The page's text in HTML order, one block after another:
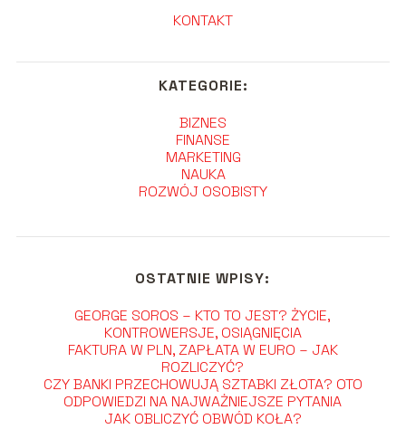
KONTAKT
KATEGORIE:
BIZNES
FINANSE
MARKETING
NAUKA
ROZWÓJ OSOBISTY
OSTATNIE WPISY:
GEORGE SOROS – KTO TO JEST? ŻYCIE,
KONTROWERSJE, OSIĄGNIĘCIA
FAKTURA W PLN, ZAPŁATA W EURO – JAK
ROZLICZYĆ?
CZY BANKI PRZECHOWUJĄ SZTABKI ZŁOTA? OTO
ODPOWIEDZI NA NAJWAŻNIEJSZE PYTANIA
JAK OBLICZYĆ OBWÓD KOŁA?